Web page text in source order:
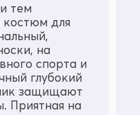
тем
для
на
спорта и
глубокий
защищают
Приятная на